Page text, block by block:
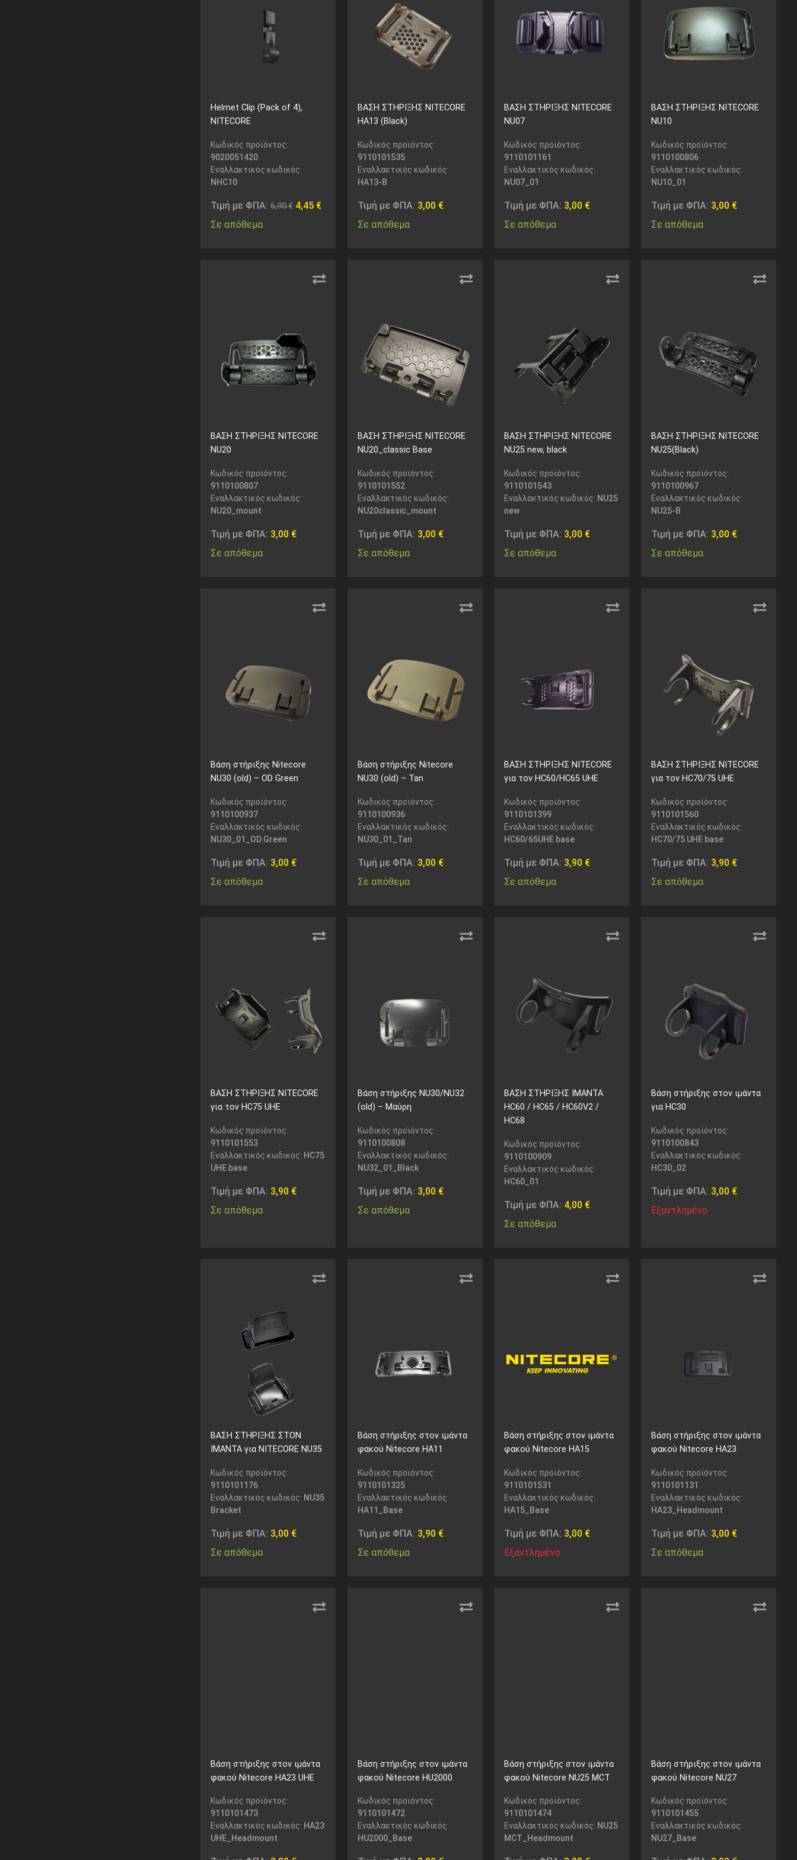
Helmet Clip (Pack of 4),
NITECORE
Κωδικός προϊόντος:
9020051420
Εναλλακτικός κωδικός:
NHC10
Τιμή με ΦΠΑ: 6,90€ 4,45 €
Σε απόθεμα
ΒΑΣΗ ΣΤΗΡΙΞΗΣ NITECORE
HA13 (Black)
Κωδικός προϊόντος:
9110101535
Εναλλακτικός κωδικός:
HA13-B
Τιμή με ΦΠΑ: 3,00 €
Σε απόθεμα
ΒΑΣΗ ΣΤΗΡΙΞΗΣ NITECORE
NU07
Κωδικός προϊόντος:
9110101161
Εναλλακτικός κωδικός:
NU07_01
Τιμή με ΦΠΑ: 3,00 €
Σε απόθεμα
ΒΑΣΗ ΣΤΗΡΙΞΗΣ NITECORE
NU10
Κωδικός προϊόντος:
9110100806
Εναλλακτικός κωδικός:
NU10_01
Τιμή με ΦΠΑ: 3,00 €
Σε απόθεμα
ΒΑΣΗ ΣΤΗΡΙΞΗΣ NITECORE
NU20
Κωδικός προϊόντος:
9110100807
Εναλλακτικός κωδικός:
NU20_mount
Τιμή με ΦΠΑ: 3,00 €
Σε απόθεμα
ΒΑΣΗ ΣΤΗΡΙΞΗΣ NITECORE
NU20_classic Base
Κωδικός προϊόντος:
9110101552
Εναλλακτικός κωδικός:
NU20classic_mount
Τιμή με ΦΠΑ: 3,00 €
Σε απόθεμα
ΒΑΣΗ ΣΤΗΡΙΞΗΣ NITECORE
NU25 new, black
Κωδικός προϊόντος:
9110101543
Εναλλακτικός κωδικός: NU25
new
Τιμή με ΦΠΑ: 3,00 €
Σε απόθεμα
ΒΑΣΗ ΣΤΗΡΙΞΗΣ NITECORE
NU25(Black)
Κωδικός προϊόντος:
9110100967
Εναλλακτικός κωδικός:
NU25-B
Τιμή με ΦΠΑ: 3,00 €
Σε απόθεμα
Βάση στήριξης Nitecore
NU30 (old) – OD Green
Κωδικός προϊόντος:
9110100937
Εναλλακτικός κωδικός:
NU30_01_OD Green
Τιμή με ΦΠΑ: 3,00 €
Σε απόθεμα
Βάση στήριξης Nitecore
NU30 (old) – Tan
Κωδικός προϊόντος:
9110100936
Εναλλακτικός κωδικός:
NU30_01_Tan
Τιμή με ΦΠΑ: 3,00 €
Σε απόθεμα
ΒΑΣΗ ΣΤΗΡΙΞΗΣ NITECORE
για τον HC60/HC65 UHE
Κωδικός προϊόντος:
9110101399
Εναλλακτικός κωδικός:
HC60/65UHE base
Τιμή με ΦΠΑ: 3,90 €
Σε απόθεμα
ΒΑΣΗ ΣΤΗΡΙΞΗΣ NITECORE
για τον HC70/75 UHE
Κωδικός προϊόντος:
9110101560
Εναλλακτικός κωδικός:
HC70/75 UHE base
Τιμή με ΦΠΑ: 3,90 €
Σε απόθεμα
ΒΑΣΗ ΣΤΗΡΙΞΗΣ NITECORE
για τον HC75 UHE
Κωδικός προϊόντος:
9110101553
Εναλλακτικός κωδικός: HC75
UHE base
Τιμή με ΦΠΑ: 3,90 €
Σε απόθεμα
Βάση στήριξης NU30/NU32
(old) – Μαύρη
Κωδικός προϊόντος:
9110100808
Εναλλακτικός κωδικός:
NU32_01_Black
Τιμή με ΦΠΑ: 3,00 €
Σε απόθεμα
ΒΑΣΗ ΣΤΗΡΙΞΗΣ ΙΜΑΝΤΑ
HC60 / HC65 / HC60V2 /
HC68
Κωδικός προϊόντος:
9110100909
Εναλλακτικός κωδικός:
HC60_01
Τιμή με ΦΠΑ: 4,00 €
Σε απόθεμα
Βάση στήριξης στον ιμάντα
για HC30
Κωδικός προϊόντος:
9110100843
Εναλλακτικός κωδικός:
HC30_02
Τιμή με ΦΠΑ: 3,00 €
Εξαντλημένο
ΒΑΣΗ ΣΤΗΡΙΞΗΣ ΣΤΟΝ
ΙΜΑΝΤΑ για NITECORE NU35
Κωδικός προϊόντος:
9110101176
Εναλλακτικός κωδικός: NU35
Bracket
Τιμή με ΦΠΑ: 3,00 €
Σε απόθεμα
Βάση στήριξης στον ιμάντα
φακού Nitecore HA11
Κωδικός προϊόντος:
9110101325
Εναλλακτικός κωδικός:
HA11_Base
Τιμή με ΦΠΑ: 3,90 €
Σε απόθεμα
Βάση στήριξης στον ιμάντα
φακού Nitecore HA15
Κωδικός προϊόντος:
9110101531
Εναλλακτικός κωδικός:
HA15_Base
Τιμή με ΦΠΑ: 3,00 €
Εξαντλημένο
Βάση στήριξης στον ιμάντα
φακού Nitecore HA23
Κωδικός προϊόντος:
9110101131
Εναλλακτικός κωδικός:
HA23_Headmount
Τιμή με ΦΠΑ: 3,00 €
Σε απόθεμα
Βάση στήριξης στον ιμάντα
φακού Nitecore HA23 UHE
Κωδικός προϊόντος:
9110101473
Εναλλακτικός κωδικός: HA23
UHE_Headmount
Βάση στήριξης στον ιμάντα
φακού Nitecore HU2000
Κωδικός προϊόντος:
9110101472
Εναλλακτικός κωδικός:
HU2000_Base
Βάση στήριξης στον ιμάντα
φακού Nitecore NU25 MCT
Κωδικός προϊόντος:
9110101474
Εναλλακτικός κωδικός: NU25
MCT_Headmount
Βάση στήριξης στον ιμάντα
φακού Nitecore NU27
Κωδικός προϊόντος:
9110101455
Εναλλακτικός κωδικός:
NU27_Base